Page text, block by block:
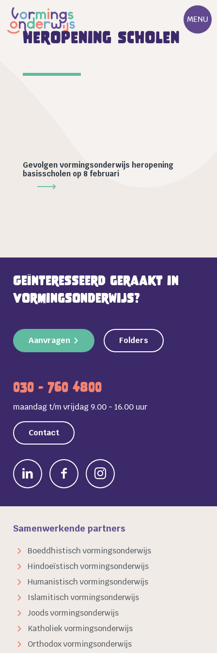
MENU
heropening scholen
Gevolgen vormingsonderwijs heropening
basisscholen op 8 februari
Geïnteresseerd geraakt in
vormingsonderwijs?
Aanvragen Folders
030 - 760 4800
maandag t/m vrijdag 9.00 - 16.00 uur
Contact
Samenwerkende partners
Boeddhistisch vormingsonderwijs
Hindoeïstisch vormingsonderwijs
Humanistisch vormingsonderwijs
Islamitisch vormingsonderwijs
Joods vormingsonderwijs
Katholiek vormingsonderwijs
Orthodox vormingsonderwijs